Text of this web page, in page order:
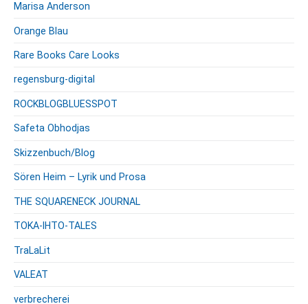
Marisa Anderson
Orange Blau
Rare Books Care Looks
regensburg-digital
ROCKBLOGBLUESSPOT
Safeta Obhodjas
Skizzenbuch/Blog
Sören Heim – Lyrik und Prosa
THE SQUARENECK JOURNAL
TOKA-IHTO-TALES
TraLaLit
VALEAT
verbrecherei